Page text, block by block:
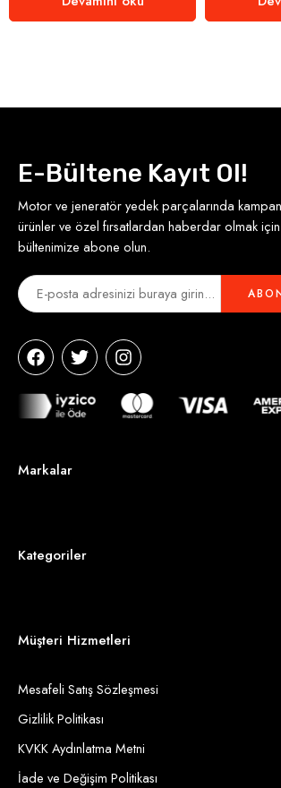
E-Bültene Kayıt Ol!
Motor ve jeneratör yedek parçalarında
ürünler ve özel fırsatlardan haberdar olmak
bültenimize abone olun.
Markalar
Kategoriler
Müşteri Hizmetleri
Mesafeli Satış Sözleşmesi
Gizlilik Politikası
KVKK Aydınlatma Metni
İade ve Değişim Politikası